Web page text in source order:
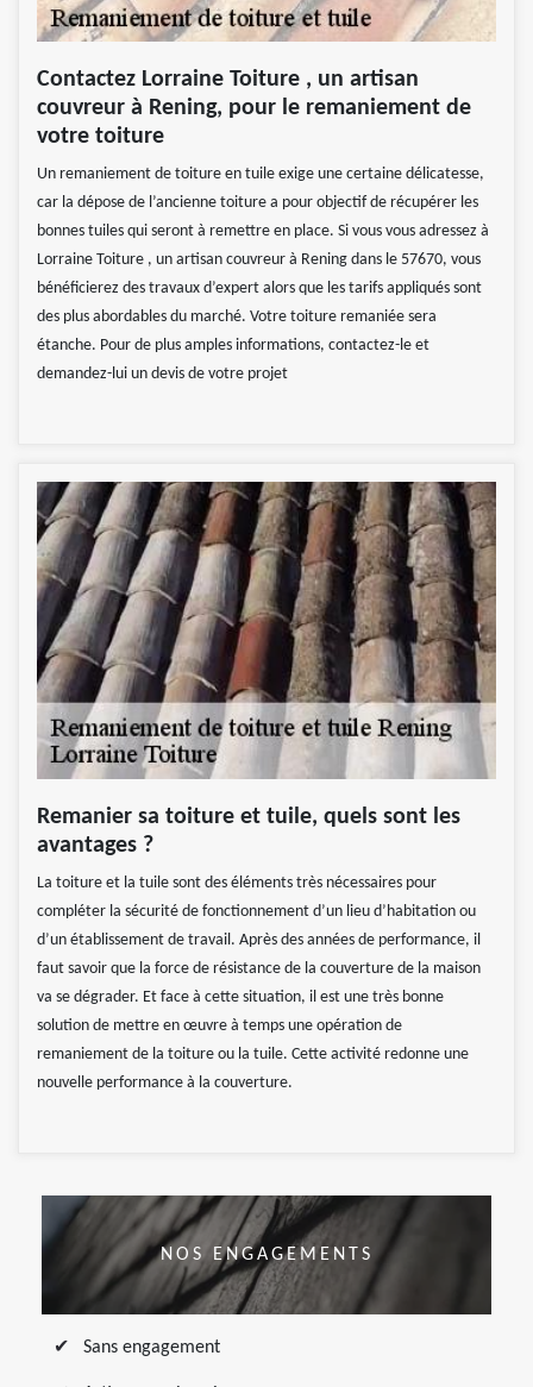
Contactez Lorraine Toiture , un artisan
couvreur à Rening, pour le remaniement de
votre toiture
Un remaniement de toiture en tuile exige une certaine délicatesse,
car la dépose de l’ancienne toiture a pour objectif de récupérer les
bonnes tuiles qui seront à remettre en place. Si vous vous adressez à
Lorraine Toiture , un artisan couvreur à Rening dans le 57670, vous
bénéficierez des travaux d’expert alors que les tarifs appliqués sont
des plus abordables du marché. Votre toiture remaniée sera
étanche. Pour de plus amples informations, contactez-le et
demandez-lui un devis de votre projet
Remanier sa toiture et tuile, quels sont les
avantages ?
La toiture et la tuile sont des éléments très nécessaires pour
compléter la sécurité de fonctionnement d’un lieu d’habitation ou
d’un établissement de travail. Après des années de performance, il
faut savoir que la force de résistance de la couverture de la maison
va se dégrader. Et face à cette situation, il est une très bonne
solution de mettre en œuvre à temps une opération de
remaniement de la toiture ou la tuile. Cette activité redonne une
nouvelle performance à la couverture.
NOS ENGAGEMENTS
Sans engagement